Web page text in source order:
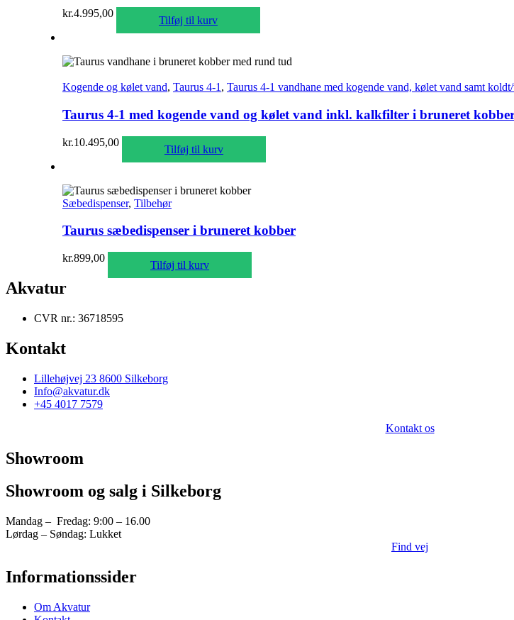
kr.4.995,00
Tilføj til kurv
Kogende og kølet vand, Taurus 4-1 , Taurus 4-1 vandhane med kogende vand, kølet vand samt
Taurus 4-1 med kogende vand og kølet vand inkl. kalkfilter i bruneret
kr.10.495,00
Tilføj til kurv
Sæbedispenser, Tilbehør
Taurus sæbedispenser i bruneret kobber
kr.899,00
Tilføj til kurv
Akvatur
CVR nr.: 36718595
Kontakt
Lillehøjvej 23 8600 Silkeborg
Info@akvatur.dk
+45 4017 7579
Kontakt os
Showroom
Showroom og salg i Silkeborg
Mandag – Fredag: 9:00 – 16.00
Lørdag – Søndag: Lukket
Find vej
Informationssider
Om Akvatur